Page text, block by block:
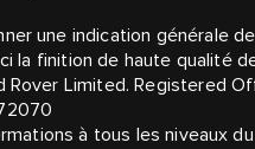
une indication générale
la finition de haute qualité
Limited. Registered
à tous les niveaux